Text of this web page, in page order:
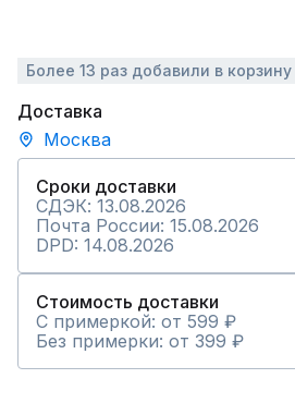
Более 13 раз добавили в корзину
Доставка
Москва
Сроки доставки
СДЭК: 13.08.2026
Почта России: 15.08.2026
DPD: 14.08.2026
Стоимость доставки
С примеркой: от 599 ₽
Без примерки: от 399 ₽